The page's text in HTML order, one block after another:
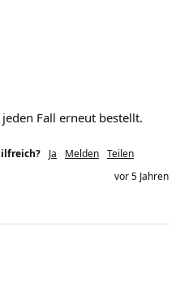
Fall erneut bestellt.
Ja Melden Teilen
vor 5 Jahren